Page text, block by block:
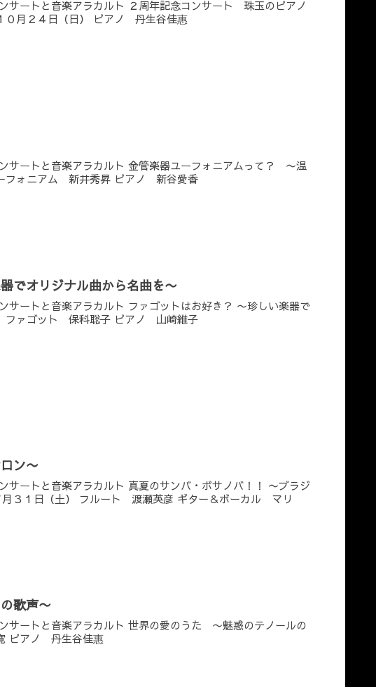
ートと音楽アラカルト ２周年記念コンサート 珠玉のピアノ
０月２４日（日） ピアノ 丹生谷佳惠
ートと音楽アラカルト 金管楽器ユーフォニアムって？ 〜温
フォニアム 新井秀昇 ピアノ 新谷愛香
オリジナル曲から名曲を〜
ートと音楽アラカルト ファゴットはお好き？ 〜珍しい楽器で
ファゴット 保科聡子 ピアノ 山崎維子
ン〜
ートと音楽アラカルト 真夏のサンバ・ボサノバ！！ 〜ブラジ
月３１日（土） フルート 渡瀬英彦 ギター＆ボーカル マリ
歌声〜
ートと音楽アラカルト 世界の愛のうた 〜魅惑のテノールの
ピアノ 丹生谷佳惠